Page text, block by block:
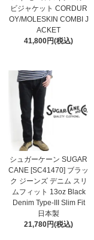
ビジャケット CORDUR
OY/MOLESKIN COMBI J
ACKET
41,800円(税込)
シュガーケーン SUGAR
CANE [SC41470] ブラッ
ク ジーンズ デニム スリ
ムフィット 13oz Black
Denim Type-III Slim Fit
日本製
21,780円(税込)